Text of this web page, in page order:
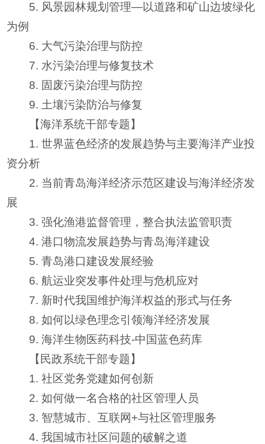
5. 风景园林规划管理—以道路和矿山边坡绿化
为例
6. 大气污染治理与防控
7. 水污染治理与修复技术
8. 固废污染治理与防控
9. 土壤污染防治与修复
【海洋系统干部专题】
1. 世界蓝色经济的发展趋势与主要海洋产业投
资分析
2. 当前青岛海洋经济示范区建设与海洋经济发
展
3. 强化渔港监督管理，整合执法监管职责
4. 港口物流发展趋势与青岛海洋建设
5. 青岛港口建设发展经验
6. 航运业突发事件处理与危机应对
7. 新时代我国维护海洋权益的形式与任务
8. 如何以绿色理念引领海洋经济发展
9. 海洋生物医药科技-中国蓝色药库
【民政系统干部专题】
1. 社区党务党建如何创新
2. 如何做一名合格的社区管理人员
3. 智慧城市、互联网+与社区管理服务
4. 我国城市社区问题的破解之道